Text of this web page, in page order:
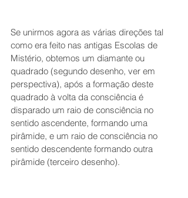
Se unirmos agora as várias direções tal
como era feito nas antigas Escolas de
Mistério, obtemos um diamante ou
quadrado (segundo desenho, ver em
perspectiva), após a formação deste
quadrado à volta da consciência é
disparado um raio de consciência no
sentido ascendente, formando uma
pirâmide, e um raio de consciência no
sentido descendente formando outra
pirâmide (terceiro desenho).